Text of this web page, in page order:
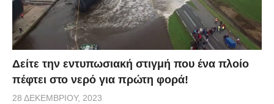
Δείτε την εντυπωσιακή στιγμή που ένα πλοίο
πέφτει στο νερό για πρώτη φορά!
28 ΔΕΚΕΜΒΡΊΟΥ, 2023